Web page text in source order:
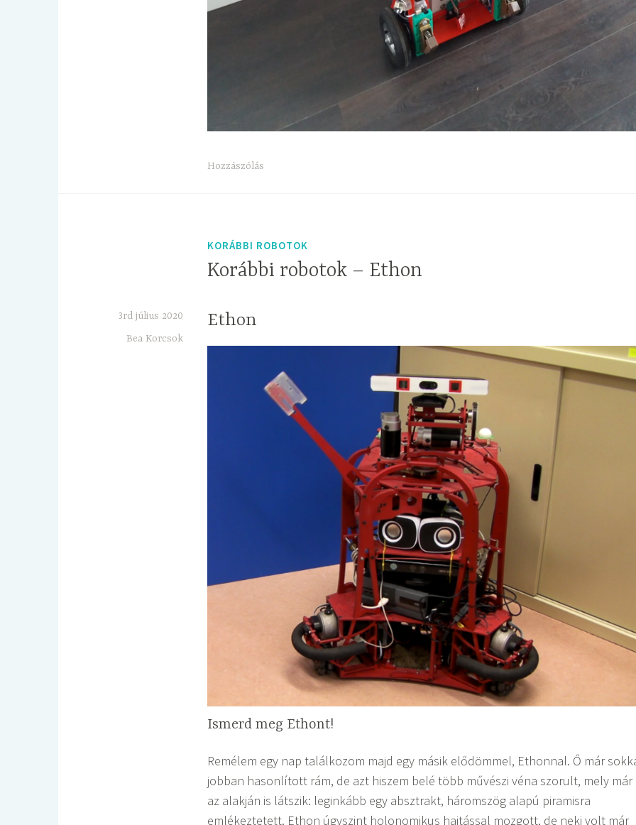
Hozzászólás
KORÁBBI ROBOTOK
Korábbi robotok – Ethon
3rd július 2020
Bea Korcsok
Ethon
Ismerd meg Ethont!
Remélem egy nap találkozom majd egy másik elődömmel, Ethonnal. Ő már
jobban hasonlított rám, de azt hiszem belé több művészi véna szorult, mely már
az alakján is látszik: leginkább egy absztrakt, háromszög alapú piramisra
emlékeztetett. Ethon úgyszint holonomikus hajtással mozgott, de neki volt már